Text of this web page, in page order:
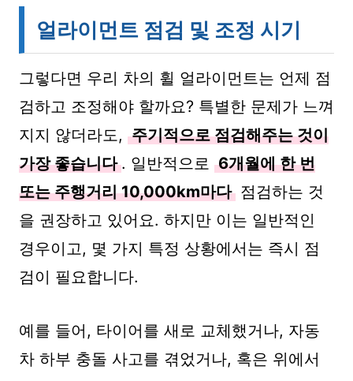
얼라이먼트 점검 및 조정 시기
그렇다면 우리 차의 휠 얼라이먼트는 언제 점
검하고 조정해야 할까요? 특별한 문제가 느껴
지지 않더라도, 주기적으로 점검해주는 것이
가장 좋습니다 . 일반적으로 6개월에 한 번
또는 주행거리 10,000km마다 점검하는 것
을 권장하고 있어요. 하지만 이는 일반적인
경우이고, 몇 가지 특정 상황에서는 즉시 점
검이 필요합니다.
예를 들어, 타이어를 새로 교체했거나, 자동
차 하부 충돌 사고를 겪었거나, 혹은 위에서